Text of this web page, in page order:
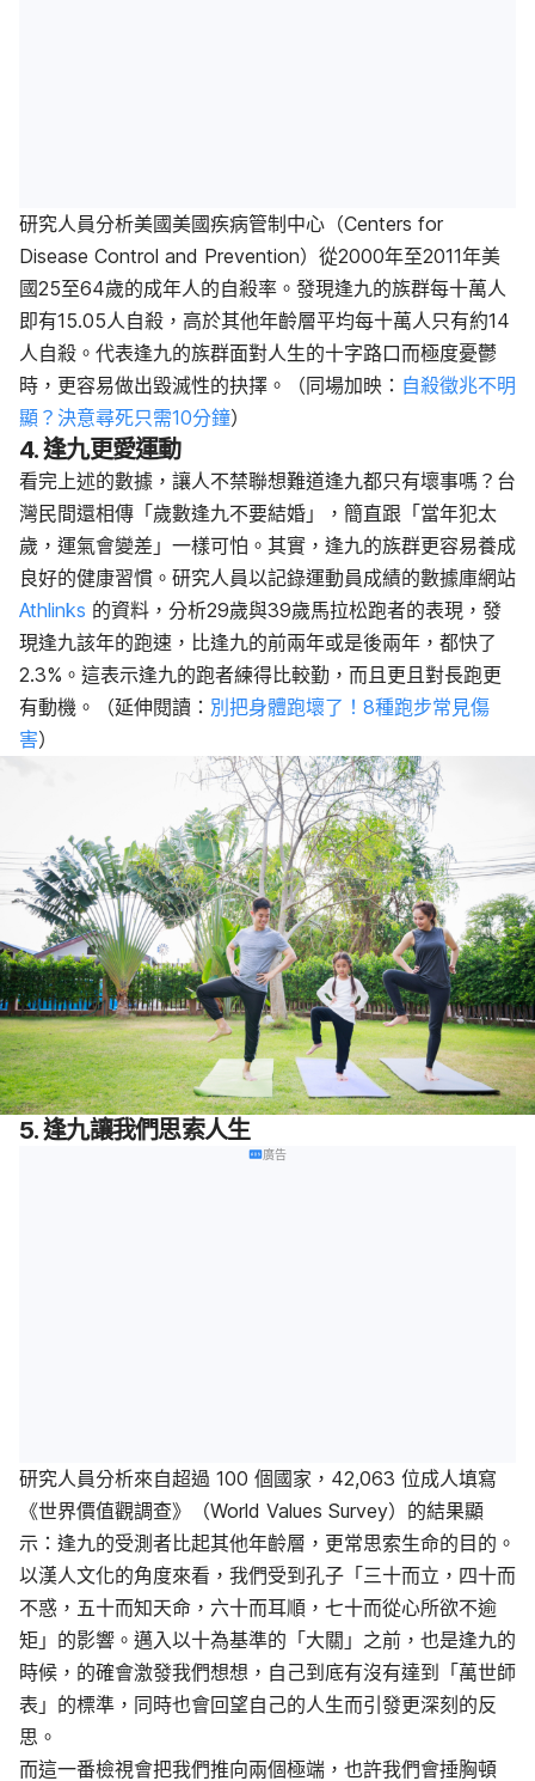
研究人員分析美國美國疾病管制中心（Centers for
Disease Control and Prevention）從2000年至2011年美
國25至64歲的成年人的自殺率。發現逢九的族群每十萬人
即有15.05人自殺，高於其他年齡層平均每十萬人只有約14
人自殺。代表逢九的族群面對人生的十字路口而極度憂鬱
時，更容易做出毀滅性的抉擇。（同場加映： 自殺徵兆不明
顯？決意尋死只需10分鐘）
4. 逢九更愛運動
看完上述的數據，讓人不禁聯想難道逢九都只有壞事嗎？台
灣民間還相傳「歲數逢九不要結婚」，簡直跟「當年犯太
歲，運氣會變差」一樣可怕。其實，逢九的族群更容易養成
良好的健康習慣。研究人員以記錄運動員成績的數據庫網站
Athlinks 的資料，分析29歲與39歲馬拉松跑者的表現，發
現逢九該年的跑速，比逢九的前兩年或是後兩年，都快了
2.3%。這表示逢九的跑者練得比較勤，而且更且對長跑更
有動機。（延伸閱讀： 別把身體跑壞了！8種跑步常見傷
害）
5. 逢九讓我們思索人生
廣告
研究人員分析來自超過 100 個國家，42,063 位成人填寫
《世界價值觀調查》（World Values Survey）的結果顯
示：逢九的受測者比起其他年齡層，更常思索生命的目的。
以漢人文化的角度來看，我們受到孔子「三十而立，四十而
不惑，五十而知天命，六十而耳順，七十而從心所欲不逾
矩」的影響。邁入以十為基準的「大關」之前，也是逢九的
時候，的確會激發我們想想，自己到底有沒有達到「萬世師
表」的標準，同時也會回望自己的人生而引發更深刻的反
思。
而這一番檢視會把我們推向兩個極端，也許我們會捶胸頓